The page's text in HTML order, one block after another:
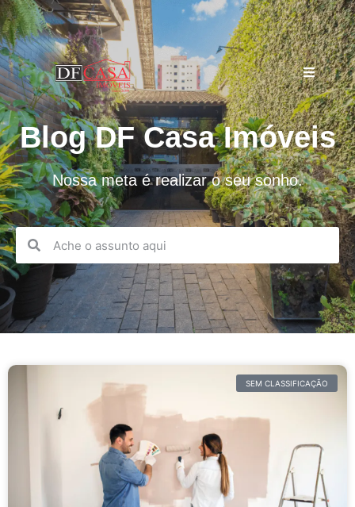
Blog DF Casa Imóveis
Nossa meta é realizar o seu sonho.
SEM CLASSIFICAÇÃO